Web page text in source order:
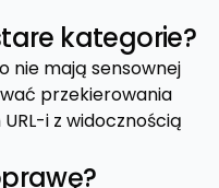
kategorie?
nie mają sensownej
przekierowania
i z widocznością